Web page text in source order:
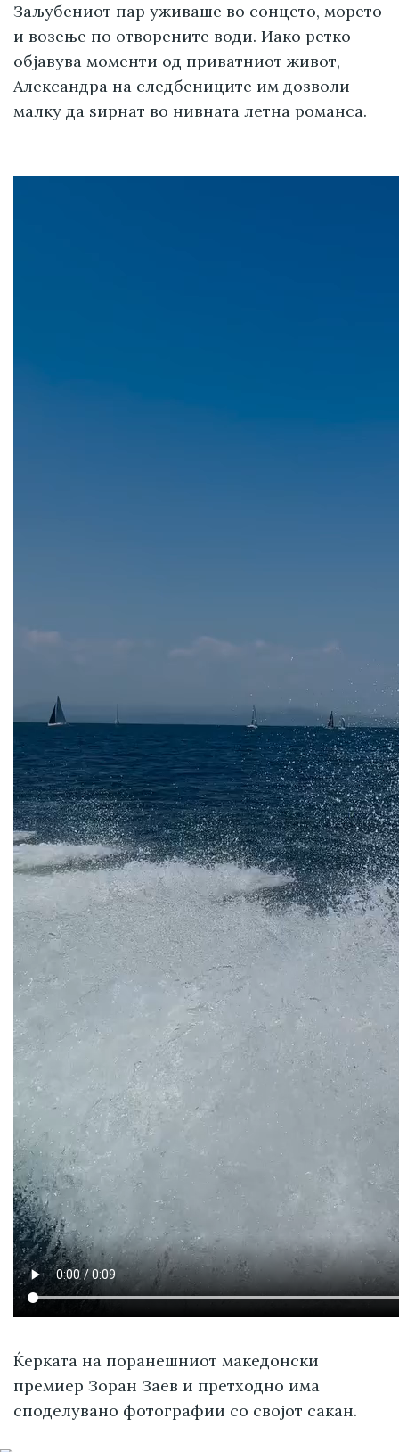
Заљубениот пар уживаше во сонцето, морето
и возење по отворените води. Иако ретко
објавува моменти од приватниот живот,
Александра на следбениците им дозволи
малку да ѕирнат во нивната летна романса.
Ќерката на поранешниот македонски
премиер Зоран Заев и претходно има
споделувано фотографии со својот сакан.